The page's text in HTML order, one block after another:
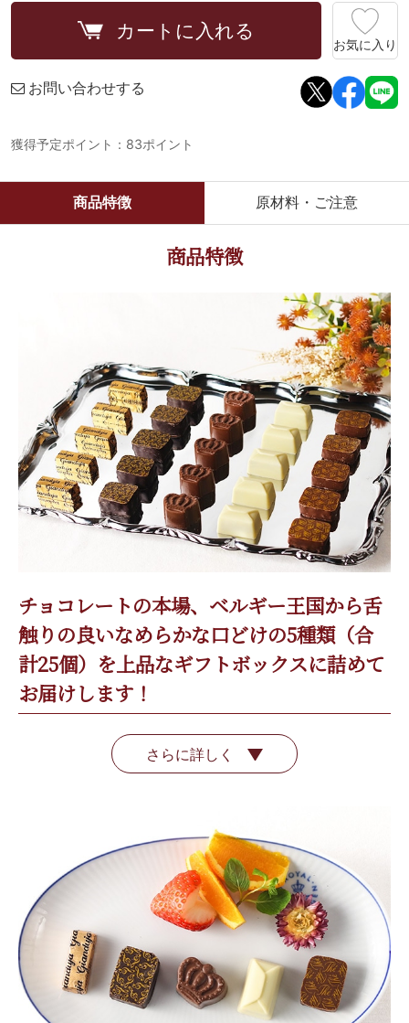
カートに入れる
お気に入り
お問い合わせする
獲得予定ポイント：83ポイント
商品特徴 原材料・ご注意
商品特徴
チョコレートの本場、ベルギー王国から舌
触りの良いなめらかな口どけの5種類（合
計25個）を上品なギフトボックスに詰めて
お届けします！
さらに詳しく